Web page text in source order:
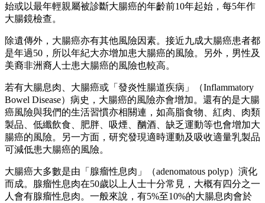
始或以最年輕親屬被診斷大腸癌的年齡前10年起始，每5年作
大腸鏡檢查。
除遺傳外，大腸癌亦有其他風險因素。接近九成大腸癌患者都
是年過50，所以年紀大亦增加患大腸癌的風險。另外，男性及
美裔非洲裔人士患大腸癌的風險也較高。
若有大腸息肉、大腸癌或「發炎性腸道疾病」（Inflammatory
Bowel Disease）病史，大腸癌的風險亦會增加。還有的是大腸
癌風險與我們的生活習慣亦相關連，如高脂食物、紅肉、肉類
製品、低纖飲食、肥胖、吸煙、酗酒、缺乏運動等也會增加大
腸癌的風險。另一方面，研究發現適時運動及吸收適量乳製品
可減低患大腸癌的風險。
大腸癌大多數是由「腺瘤性息肉」（adenomatous polyp）演化
而成。腺瘤性息肉在50歲以上人士十分常見，大概有四分之一
人會有腺瘤性息肉。一般來說，有5%至10%的大腸息肉會於